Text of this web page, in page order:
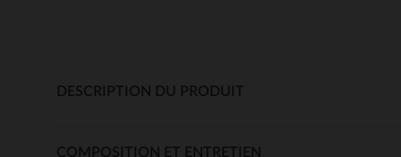
DESCRIPTION DU PRODUIT
COMPOSITION ET ENTRETIEN